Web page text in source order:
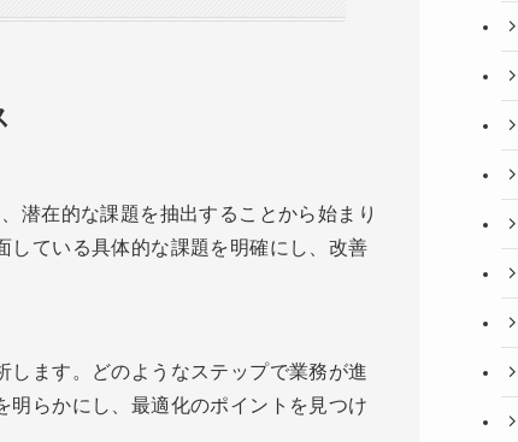
潜在的な課題を抽出することから始まり
している具体的な課題を明確にし、改善
ます。どのようなステップで業務が進
明らかにし、最適化のポイントを見つけ